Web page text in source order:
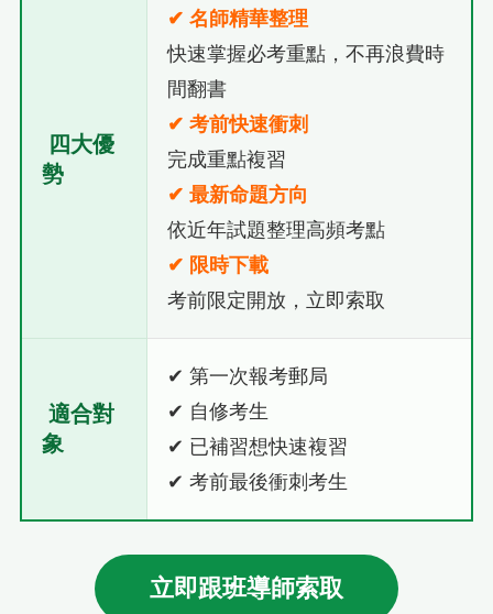
四大優
勢
✔ 名師精華整理
快速掌握必考重點，不再浪費時
間翻書
✔ 考前快速衝刺
完成重點複習
✔ 最新命題方向
依近年試題整理高頻考點
✔ 限時下載
考前限定開放，立即索取
適合對
象
✔ 第一次報考郵局
✔ 自修考生
✔ 已補習想快速複習
✔ 考前最後衝刺考生
立即跟班導師索取